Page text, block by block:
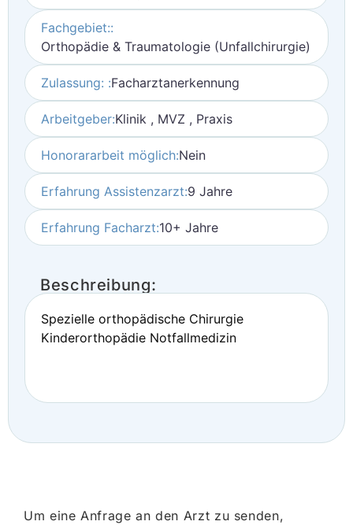
Fachgebiet::
Orthopädie & Traumatologie (Unfallchirurgie)
Zulassung: :Facharztanerkennung
Arbeitgeber:Klinik , MVZ , Praxis
Honorararbeit möglich:Nein
Erfahrung Assistenzarzt:9 Jahre
Erfahrung Facharzt:10+ Jahre
Beschreibung:
Spezielle orthopädische Chirurgie
Kinderorthopädie Notfallmedizin
Um eine Anfrage an den Arzt zu senden,